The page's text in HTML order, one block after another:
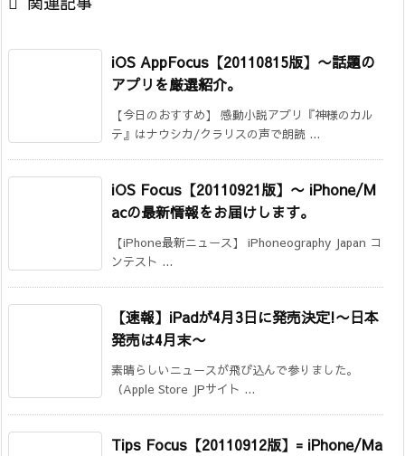
iOS AppFocus【20110815版】〜話題の
アプリを厳選紹介。
【今日のおすすめ】 感動小説アプリ『神様のカル
テ』はナウシカ/クラリスの声で朗読 ...
iOS Focus【20110921版】 〜 iPhone/M
acの最新情報をお届けします。
【iPhone最新ニュース】 iPhoneography Japan コ
ンテスト ...
【速報】iPadが4月3日に発売決定!〜日本
発売は4月末〜
素晴らしいニュースが飛び込んで参りました。
（Apple Store JPサイト ...
Tips Focus【20110912版】= iPhone/Ma